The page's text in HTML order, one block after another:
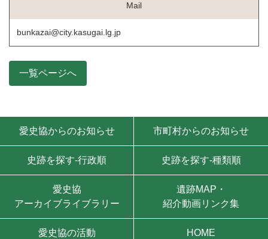
Mail
bunkazai@city.kasugai.lg.jp
一覧ページへ
モバイル用ナビゲーション
愛史協からのお知らせ 市町村からのお知らせ
史跡を探す-行政順 史跡を探す-種類順
愛史協
アーカイブライブラリー
遺跡MAP・
紹介動画リンク集
愛史協の活動 HOME